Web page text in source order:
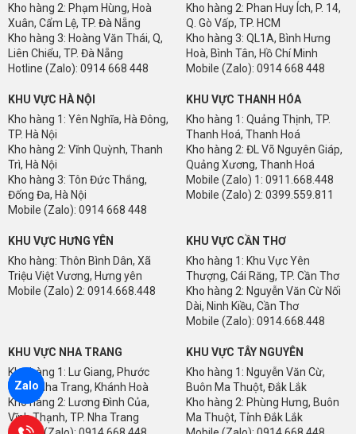
Kho hàng 2: Phạm Hùng, Hoà
Xuân, Cẩm Lệ, TP. Đà Nẵng
Kho hàng 3: Hoàng Văn Thái, Q,
Liên Chiểu, TP. Đà Nẵng
Hotline (Zalo): 0914 668 448
Kho hàng 2: Phan Huy Ích, P. 14,
Q. Gò Vấp, TP. HCM
Kho hàng 3: QL1A, Bình Hưng
Hoà, Bình Tân, Hồ Chí Minh
Mobile (Zalo): 0914 668 448
KHU VỰC HÀ NỘI
Kho hàng 1: Yên Nghĩa, Hà Đông,
TP. Hà Nội
Kho hàng 2: Vĩnh Quỳnh, Thanh
Trì, Hà Nội
Kho hàng 3: Tôn Đức Thắng,
Đống Đa, Hà Nội
Mobile (Zalo): 0914 668 448
KHU VỰC THANH HÓA
Kho hàng 1: Quảng Thịnh, TP.
Thanh Hoá, Thanh Hoá
Kho hàng 2: ĐL Võ Nguyên Giáp,
Quảng Xương, Thanh Hoá
Mobile (Zalo) 1: 0911.668.448
Mobile (Zalo) 2: 0399.559.811
KHU VỰC HƯNG YÊN
Kho hàng: Thôn Bình Dân, Xã
Triệu Việt Vương, Hưng yên
Mobile (Zalo) 2: 0914.668.448
KHU VỰC CẦN THƠ
Kho hàng 1: Khu Vực Yên
Thượng, Cái Răng, TP. Cần Thơ
Kho hàng 2: Nguyễn Văn Cừ Nối
Dài, Ninh Kiều, Cần Thơ
Mobile (Zalo): 0914.668.448
KHU VỰC NHA TRANG
Kho hàng 1: Lư Giang, Phước
Thuỷ, Nha Trang, Khánh Hoà
Kho hàng 2: Lương Đình Của,
Vĩnh Thạnh, TP. Nha Trang
KHU VỰC TÂY NGUYÊN
Kho hàng 1: Nguyễn Văn Cừ,
Buôn Ma Thuột, Đắk Lắk
Kho hàng 2: Phùng Hưng, Buôn
Ma Thuột, Tỉnh Đắk Lắk
Zalo